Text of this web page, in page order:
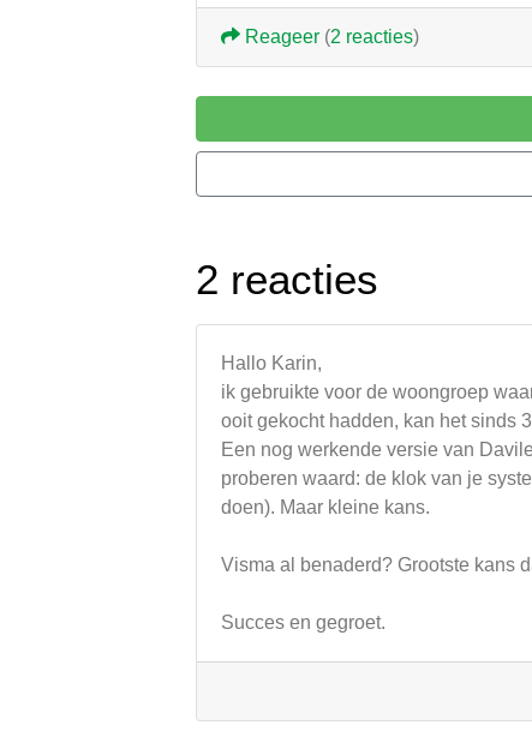
Reageer (2 reacties)
2 reacties
Hallo Karin,
ik gebruikte voor de woongroep
ooit gekocht hadden, kan het sinds
Een nog werkende versie van
proberen waard: de klok van je
doen). Maar kleine kans.
Visma al benaderd? Grootste kans
Succes en gegroet.